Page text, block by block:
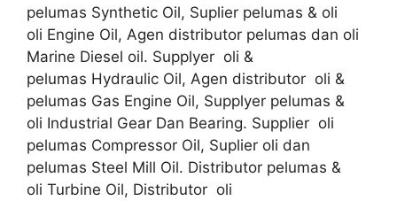
pelumas Synthetic Oil, Suplier pelumas & oli
oli Engine Oil, Agen distributor pelumas dan oli
Marine Diesel oil. Supplyer oli &
pelumas Hydraulic Oil, Agen distributor oli &
pelumas Gas Engine Oil, Supplyer pelumas &
oli Industrial Gear Dan Bearing. Supplier oli
pelumas Compressor Oil, Suplier oli dan
pelumas Steel Mill Oil. Distributor pelumas &
oli Turbine Oil, Distributor oli